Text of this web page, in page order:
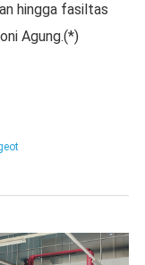
hingga fasiltas
Agung.(*)